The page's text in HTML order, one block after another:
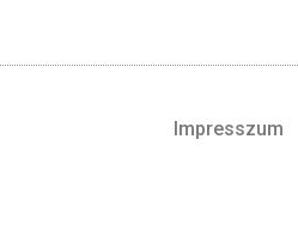
Impresszum